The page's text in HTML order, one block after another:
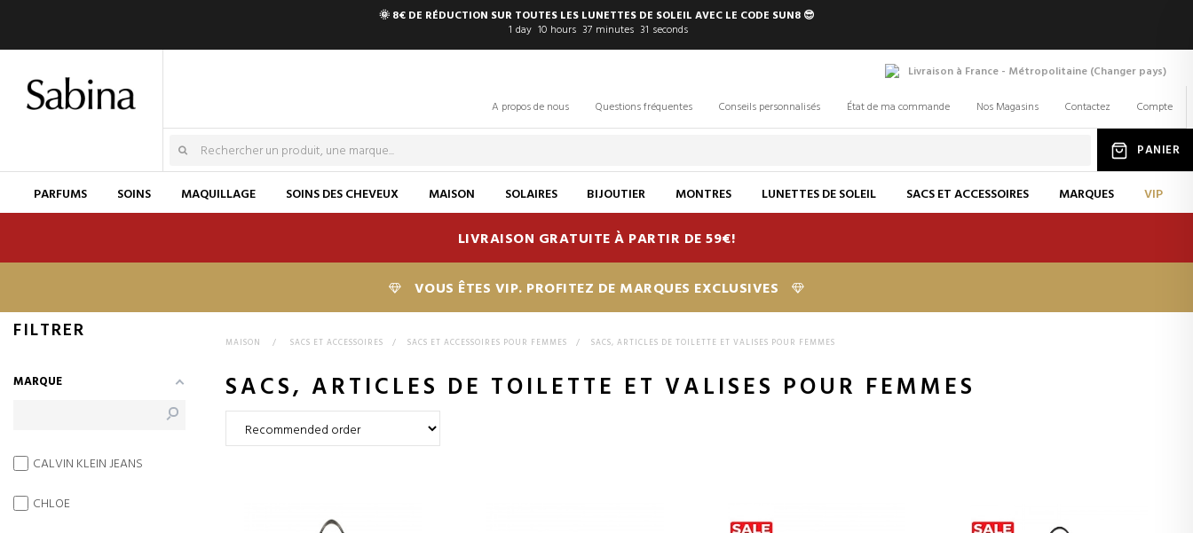
🌞 8€ DE RÉDUCTION SUR TOUTES LES LUNETTES DE SOLEIL AVEC LE CODE SUN8 😎
1 day 10 hours 37 minutes 30 seconds
Livraison à France - Métropolitaine (Changer pays)
A propos de nous
Questions fréquentes Conseils personnalisés État de ma commande Nos Magasins Contactez Compte
PANIER
PARFUMS SOINS MAQUILLAGE SOINS DES CHEVEUX MAISON SOLAIRES BIJOUTIER MONTRES LUNETTES DE SOLEIL SACS ET ACCESSOIRES MARQUES VIP
LIVRAISON GRATUITE À PARTIR DE 59€!
VOUS ÊTES VIP. PROFITEZ DE MARQUES EXCLUSIVES
MAISON > SACS ET ACCESSOIRES > SACS ET ACCESSOIRES POUR FEMMES > SACS, ARTICLES DE TOILETTE ET VALISES POUR FEMMES
SACS, ARTICLES DE TOILETTE ET VALISES POUR FEMMES
FILTRER
MARQUE
CALVIN KLEIN JEANS
CHLOE